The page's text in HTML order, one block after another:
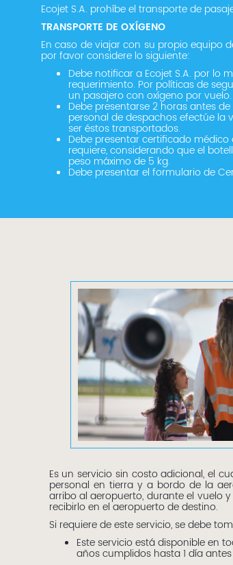
Ecojet S.A. prohíbe el transporte de
TRANSPORTE DE OXÍGENO
En caso de viajar con su propio equipo
por favor considere lo siguiente:
Debe notificar a Ecojet S.A. por lo
requerimiento. Por políticas de
un pasajero con oxígeno por vuelo.
Debe presentarse 2 horas antes
personal de despachos efectúe la
ser éstos transportados.
Debe presentar certificado
requiere, considerando que el
peso máximo de 5 kg.
Debe presentar el formulario de
Es un servicio sin costo adicional, el
personal en tierra y a bordo de la
arribo al aeropuerto, durante el vuelo
recibirlo en el aeropuerto de destino.
Si requiere de este servicio, se debe
Este servicio está disponible en
años cumplidos hasta 1 día